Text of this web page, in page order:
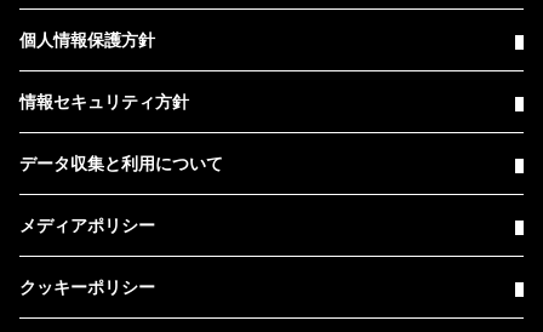
個人情報保護方針
情報セキュリティ方針
データ収集と利用について
メディアポリシー
クッキーポリシー